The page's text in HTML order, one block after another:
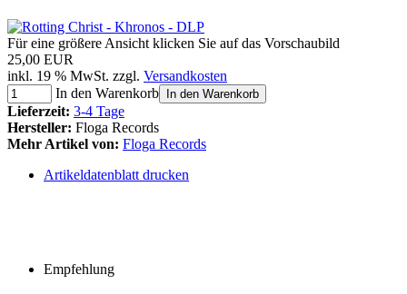
Für eine größere Ansicht klicken Sie auf das Vorschaubild
25,00 EUR
inkl. 19 % MwSt. zzgl. Versandkosten
In den Warenkorb
In den Warenkorb
Lieferzeit: 3-4 Tage
Hersteller: Floga Records
Mehr Artikel von: Floga Records
Artikeldatenblatt drucken
Empfehlung